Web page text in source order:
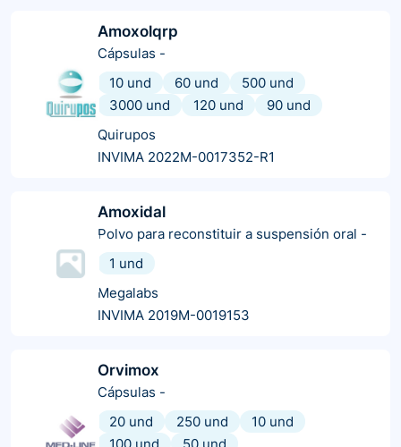
Amoxolqrp
Cápsulas -
10 und
60 und
500 und
3000 und
120 und
90 und
Quirupos
INVIMA 2022M-0017352-R1
Amoxidal
Polvo para reconstituir a suspensión oral -
1 und
Megalabs
INVIMA 2019M-0019153
Orvimox
Cápsulas -
20 und
250 und
10 und
100 und
50 und